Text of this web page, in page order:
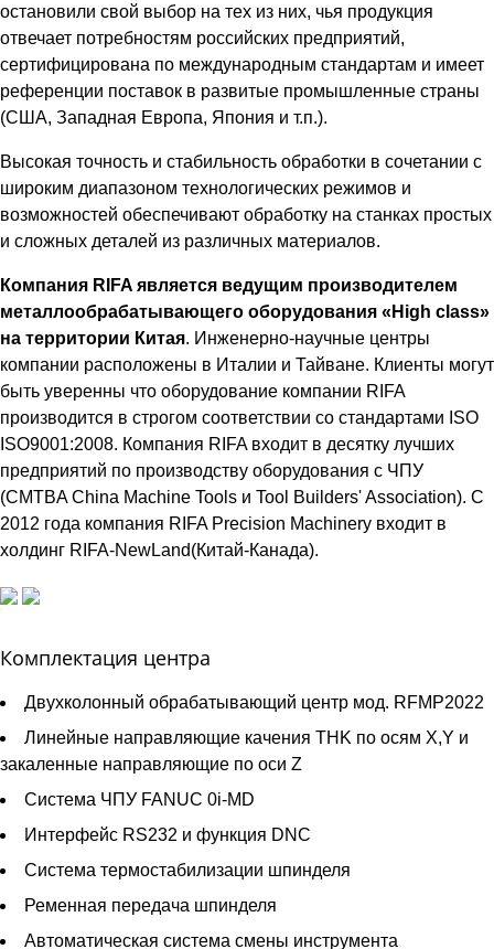
остановили свой выбор на тех из них, чья продукция
отвечает потребностям российских предприятий,
сертифицирована по международным стандартам и имеет
референции поставок в развитые промышленные страны
(США, Западная Европа, Япония и т.п.).
Высокая точность и стабильность обработки в сочетании с
широким диапазоном технологических режимов и
возможностей обеспечивают обработку на станках простых
и сложных деталей из различных материалов.
Компания RIFA является ведущим производителем
металлообрабатывающего оборудования «High class»
на территории Китая. Инженерно-научные центры
компании расположены в Италии и Тайване. Клиенты могут
быть уверенны что оборудование компании RIFA
производится в строгом соответствии со стандартами ISO
ISO9001:2008. Компания RIFA входит в десятку лучших
предприятий по производству оборудования с ЧПУ
(CMTBA China Machine Tools и Tool Builders' Association). С
2012 года компания RIFA Precision Machinery входит в
холдинг RIFA-NewLand(Китай-Канада).
Комплектация центра
Двухколонный обрабатывающий центр мод. RFMP2022
Линейные направляющие качения THK по осям X,Y и
закаленные направляющие по оси Z
Система ЧПУ FANUC 0i-MD
Интерфейс RS232 и функция DNC
Система термостабилизации шпинделя
Ременная передача шпинделя
Автоматическая система смены инструмента